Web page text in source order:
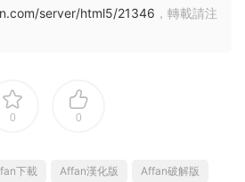
server/html5/21346 ，轉載請注
0 0
下載 Affan漢化版 Affan破解版